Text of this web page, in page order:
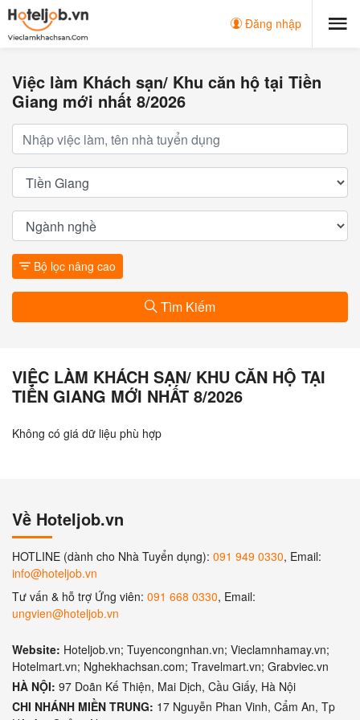
Đăng nhập
Việc làm Khách sạn/ Khu căn hộ tại Tiền
Giang mới nhất 8/2026
Bộ lọc nâng cao
Tìm Kiếm
VIỆC LÀM KHÁCH SẠN/ KHU CĂN HỘ TẠI
TIỀN GIANG MỚI NHẤT 8/2026
Không có giá dữ liệu phù hợp
Về Hoteljob.vn
HOTLINE (dành cho Nhà Tuyển dụng): 091 949 0330, Email:
info@hoteljob.vn
Tư vấn & hỗ trợ Ứng viên: 091 668 0330, Email:
ungvien@hoteljob.vn
Website: Hoteljob.vn; Tuyencongnhan.vn; Vieclamnhamay.vn;
Hotelmart.vn; Nghekhachsan.com; Travelmart.vn; Grabviec.vn
HÀ NỘI: 97 Doãn Kế Thiện, Mai Dịch, Cầu Giấy, Hà Nội
CHI NHÁNH MIỀN TRUNG: 17 Nguyễn Phan Vinh, Cẩm An, Tp